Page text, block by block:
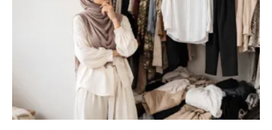
My Response Bila Orang Tanya “dah Habis
Belajar?” Don’t Worry K. Gambar Gambar Sis
Cecantik Sis Share Later ? #wawadahgrad
A Post Shared ByOfficialNajwaLatif(@njwalatif) On Dec